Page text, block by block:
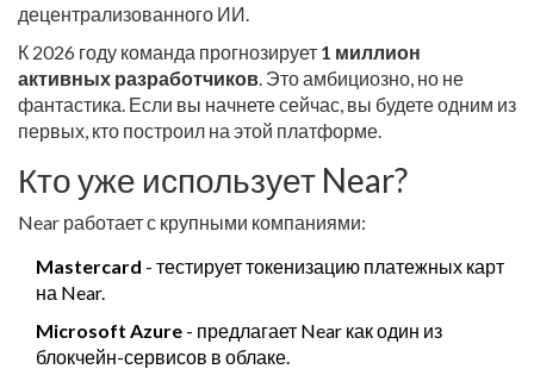
децентрализованного ИИ.
К 2026 году команда прогнозирует 1 миллион
активных разработчиков . Это амбициозно, но не
фантастика. Если вы начнете сейчас, вы будете одним из
первых, кто построил на этой платформе.
Кто уже использует Near?
Near работает с крупными компаниями:
Mastercard - тестирует токенизацию платежных карт
на Near.
Microsoft Azure - предлагает Near как один из
блокчейн-сервисов в облаке.